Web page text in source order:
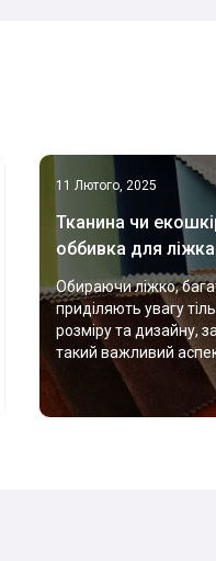
11 Лютого, 2025
Тканина чи
оббивка для
Обираючи ліжко,
приділяють увагу
розміру та дизайну,
такий важливий